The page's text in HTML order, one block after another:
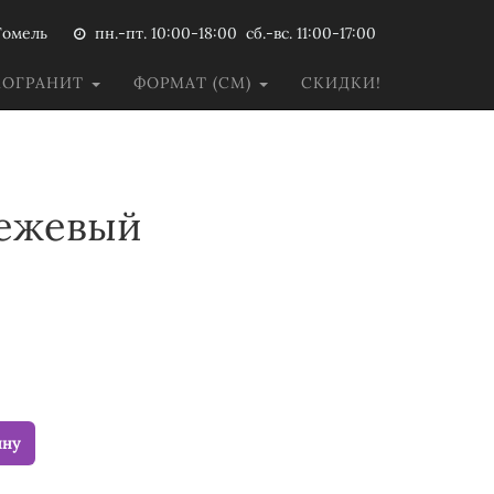
пн.-пт. 10:00-18:00 сб.-вс. 11:00-17:00
ФОРМАТ (СМ) СКИДКИ!